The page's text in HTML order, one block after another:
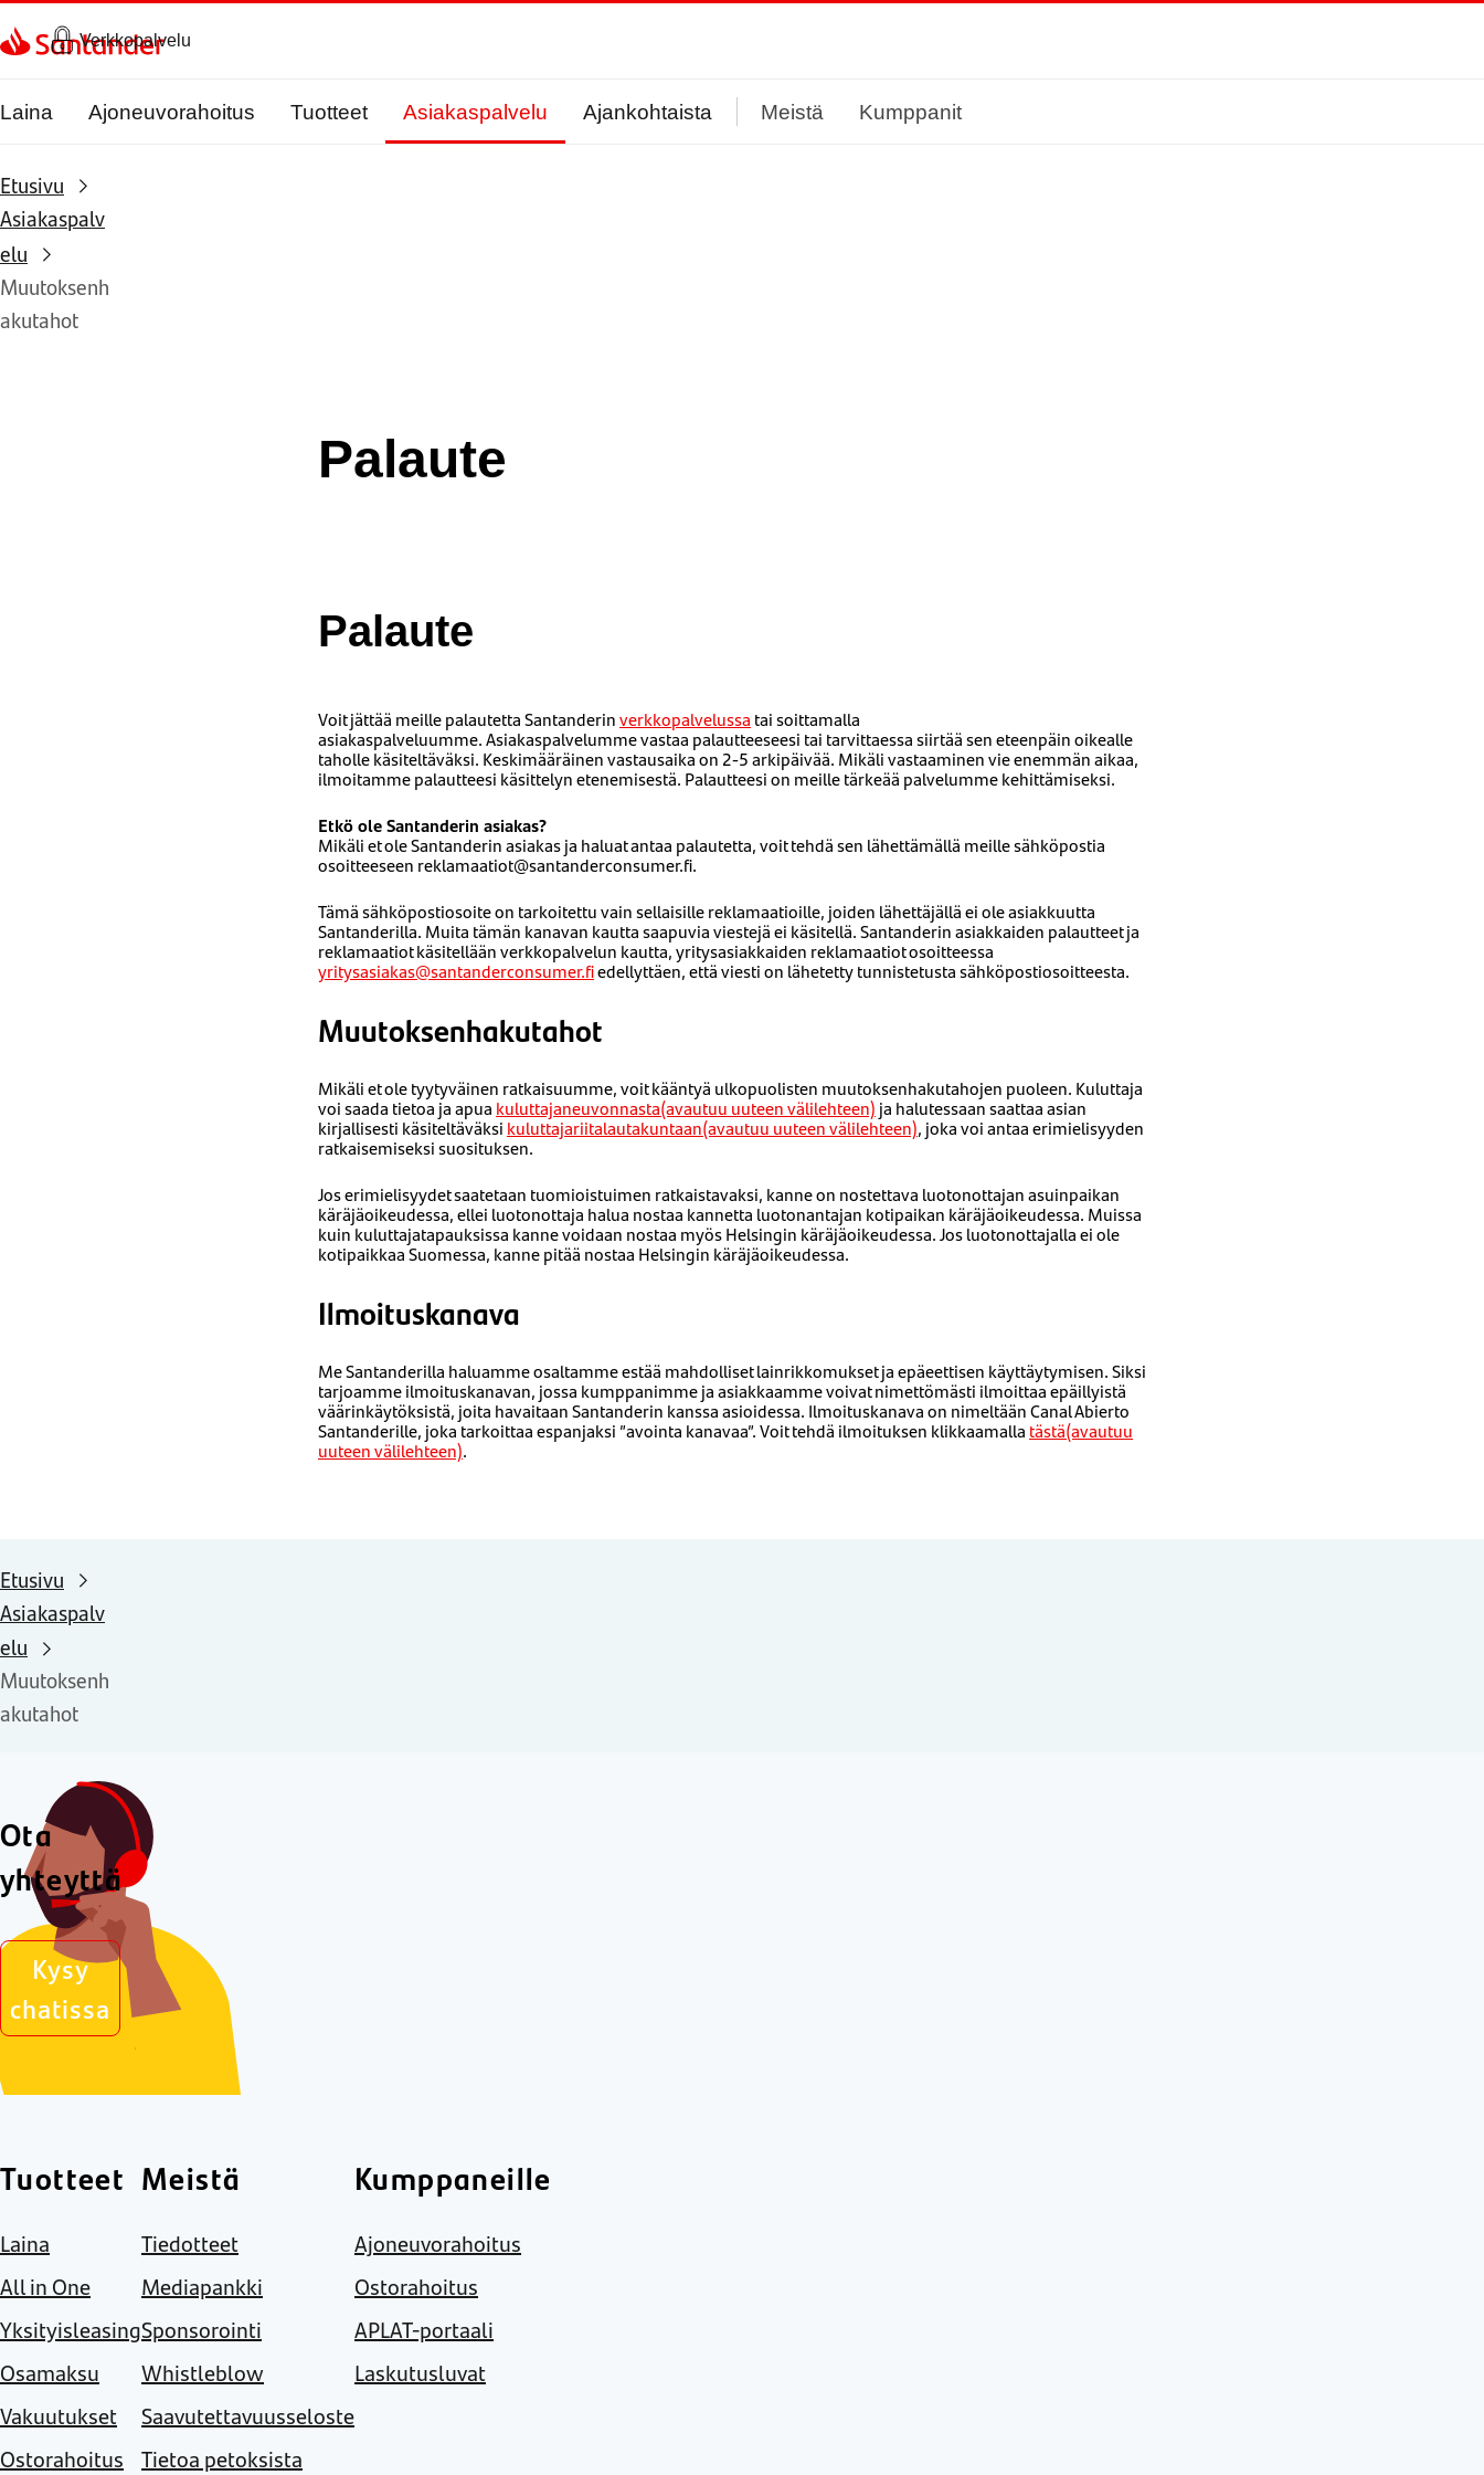
Siirry sivulle
Verkkopalvelu
Laina Ajoneuvorahoitus Tuotteet Asiakaspalvelu Ajankohtaista Meistä Kumppanit
Etusivu
Asiakaspalv
elu
Muutoksenh
akutahot
Palaute
Palaute
Voit jättää meille palautetta Santanderinverkkopalvelussa tai soittamalla
asiakaspalveluumme. Asiakaspalvelumme vastaa palautteeseesi tai tarvittaessa siirtää sen eteenpäin oikealle
taholle käsiteltäväksi. Keskimääräinen vastausaika on 2-5 arkipäivää. Mikäli vastaaminen vie enemmän aikaa,
ilmoitamme palautteesi käsittelyn etenemisestä. Palautteesi on meille tärkeää palvelumme kehittämiseksi.
Etkö ole Santanderin asiakas?
Mikäli et ole Santanderin asiakas ja haluat antaa palautetta, voit tehdä sen lähettämällä meille sähköpostia
osoitteeseen reklamaatiot@santanderconsumer.fi.
Tämä sähköpostiosoite on tarkoitettu vain sellaisille reklamaatioille, joiden lähettäjällä ei ole asiakkuutta
Santanderilla. Muita tämän kanavan kautta saapuvia viestejä ei käsitellä. Santanderin asiakkaiden palautteet ja
reklamaatiot käsitellään verkkopalvelun kautta, yritysasiakkaiden reklamaatiot osoitteessa
yritysasiakas@santanderconsumer.fiedellyttäen, että viesti on lähetetty tunnistetusta sähköpostiosoitteesta.
Muutoksenhakutahot
Mikäli et ole tyytyväinen ratkaisuumme, voit kääntyä ulkopuolisten muutoksenhakutahojen puoleen. Kuluttaja
voi saada tietoa ja apua kuluttajaneuvonnasta(avautuu uuteen välilehteen) ja halutessaan saattaa asian
kirjallisesti käsiteltäväksi kuluttajariitalautakuntaan(avautuu uuteen välilehteen), joka voi antaa erimielisyyden
ratkaisemiseksi suosituksen.
Jos erimielisyydet saatetaan tuomioistuimen ratkaistavaksi, kanne on nostettava luotonottajan asuinpaikan
käräjäoikeudessa, ellei luotonottaja halua nostaa kannetta luotonantajan kotipaikan käräjäoikeudessa. Muissa
kuin kuluttajatapauksissa kanne voidaan nostaa myös Helsingin käräjäoikeudessa. Jos luotonottajalla ei ole
kotipaikkaa Suomessa, kanne pitää nostaa Helsingin käräjäoikeudessa.
Ilmoituskanava
Me Santanderilla haluamme osaltamme estää mahdolliset lainrikkomukset ja epäeettisen käyttäytymisen. Siksi
tarjoamme ilmoituskanavan, jossa kumppanimme ja asiakkaamme voivat nimettömästi ilmoittaa epäillyistä
väärinkäytöksistä, joita havaitaan Santanderin kanssa asioidessa. Ilmoituskanava on nimeltään Canal Abierto
Santanderille, joka tarkoittaa espanjaksi ”avointa kanavaa”. Voit tehdä ilmoituksen klikkaamalla tästä(avautuu
uuteen välilehteen).
Etusivu
Asiakaspalv
elu
Muutoksenh
akutahot
Ota
yhteyttä
Kysy
chatissa
Tuotteet
Laina
All in One
Yksityisleasing
Osamaksu
Vakuutukset
Ostorahoitus
Meistä
Tiedotteet
Mediapankki
Sponsorointi
Whistleblow
Saavutettavuusseloste
Tietoa petoksista
Kumppaneille
Ajoneuvorahoitus
Ostorahoitus
APLAT-portaali
Laskutusluvat